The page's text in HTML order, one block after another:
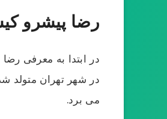
رضا پیشرو
در ابتدا به معرفی
می برد.